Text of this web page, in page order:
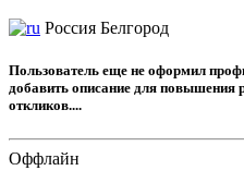
Россия Белгород
Пользователь еще не оформил
добавить описание для повышения
откликов....
Оффлайн